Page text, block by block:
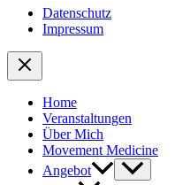
Datenschutz
Impressum
Home
Veranstaltungen
Über Mich
Movement Medicine
Angebot